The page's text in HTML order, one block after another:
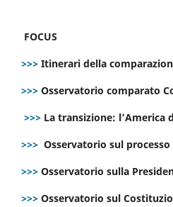
FOCUS
>>> Itinerari della
>>> Osservatorio comparato
>>> La transizione: l’America
>>> Osservatorio sul
>>> Osservatorio sulla
>>> Osservatorio sul